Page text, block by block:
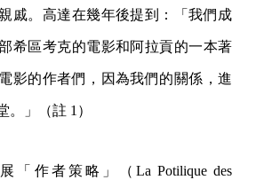
戚。高達在幾年後提到：「我們成
希區考克的電影和阿拉貢的一本著
影的作者們，因為我們的關係，進
。」（註 1）
「作者策略」（La Potilique des